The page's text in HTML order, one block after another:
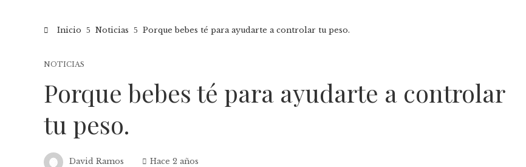
Inicio Noticias Porque bebes té para ayudarte a controlar tu peso.
NOTICIAS
Porque bebes té para ayudarte a controlar
tu peso.
David Ramos Hace 2 años